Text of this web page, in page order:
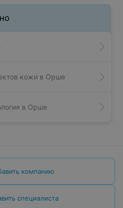
кожи в Орше
в Орше
компанию
специалиста